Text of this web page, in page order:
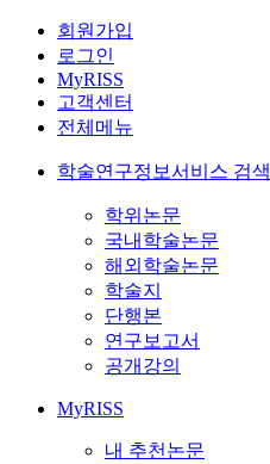
회원가입
로그인
MyRISS
고객센터
전체메뉴
학술연구정보서비스 검색
학위논문
국내학술논문
해외학술논문
학술지
단행본
연구보고서
공개강의
MyRISS
내 추천논문